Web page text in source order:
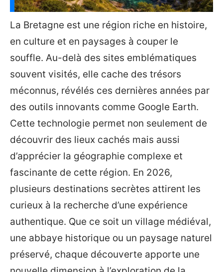
La Bretagne est une région riche en histoire,
en culture et en paysages à couper le
souffle. Au-delà des sites emblématiques
souvent visités, elle cache des trésors
méconnus, révélés ces dernières années par
des outils innovants comme Google Earth.
Cette technologie permet non seulement de
découvrir des lieux cachés mais aussi
d’apprécier la géographie complexe et
fascinante de cette région. En 2026,
plusieurs destinations secrètes attirent les
curieux à la recherche d’une expérience
authentique. Que ce soit un village médiéval,
une abbaye historique ou un paysage naturel
préservé, chaque découverte apporte une